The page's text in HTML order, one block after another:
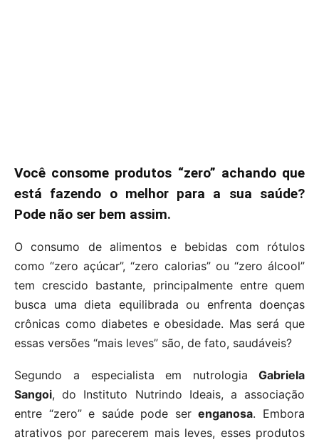
Você consome produtos “zero” achando que
está fazendo o melhor para a sua saúde?
Pode não ser bem assim.
O consumo de alimentos e bebidas com rótulos
como “zero açúcar”, “zero calorias” ou “zero álcool”
tem crescido bastante, principalmente entre quem
busca uma dieta equilibrada ou enfrenta doenças
crônicas como diabetes e obesidade. Mas será que
essas versões “mais leves” são, de fato, saudáveis?
Segundo a especialista em nutrologia Gabriela
Sangoi, do Instituto Nutrindo Ideais, a associação
entre “zero” e saúde pode serenganosa. Embora
atrativos por parecerem mais leves, esses produtos